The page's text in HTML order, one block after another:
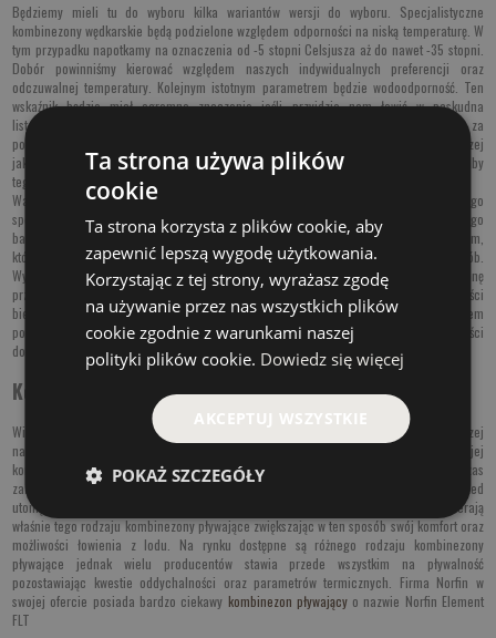
Będziemy mieli tu do wyboru kilka wariantów wersji do wyboru. Specjalistyczne
kombinezony wędkarskie będą podzielone względem odporności na niską temperaturę. W
tym przypadku napotkamy na oznaczenia od -5 stopni Celsjusza aż do nawet -35 stopni.
Dobór powinniśmy kierować względem naszych indywidualnych preferencji oraz
odczuwalnej temperatury. Kolejnym istotnym parametrem będzie wodoodporność. Ten
wskaźnik będzie miał ogromne znaczenie jeśli przyjdzie nam łowić w paskudna
listopadową czy grudniowa pogodą. Wodoodporność w kombinezonie określana jest za
pomocą parametru przepuszczalności tkaniny pod obciążeniem słupa wody. Najwyższej
jakości
odzież wędkarska Norfinposiada dodatkowo zabezpieczenie przed wiatrem i aby
tego jeszcze było masło, producent dokłada oddychalność.
Warto wziąć pod uwagę, że kombinezon wędkarski wybiera się zazwyczaj względem jego
specjalnego przeznacznia. W wielu sytuacjach nie jest konieczne stosowanie jednego
bardzo grubego i ciepłego kombinezonu a warto się posiłkowac systemem warstwowym,
który opiera się na zbudowaniem naszego odzienia w barzo przemyślany sposób.
Wykorzystując poszczególne warstwy odzieży Norfin uzyskamy bardzo skuteczna ochronę
przed zimnem, wiatrem czy deszczem. Przykładowo korzystając z najwyższej jakości
bielizny termicznej, połączonej z ciepłą kurtką uszykujemy bardzo skuteczny system
pozwalający utrzymać ciepło a kombinezon pełni funkcję izolacyjną oraz oczywiści
dodatkowo termiczną.
Kombinezon pływający
Wielu wędkarzy łowiących z lodu poszukuje kombinezonów wypornościowych inaczej
nazwać możemy je kombinezony pływające. To bardzo specyficznej i ciekawej w swojej
konstrukcji kombinezony zwykle pełniące funkcję dodatkowego zabezpieczenia podczas
zarwania pokrywy lodu. Tego typu odzież wędkarska ma chronić wędkarza przed
utonięciem. Wędkarze często w obawie przed nieszczęśliwym wypadkiem wybierają
właśnie tego rodzaju kombinezony pływające zwiększając w ten sposób swój komfort oraz
możliwości łowienia z lodu. Na rynku dostępne są różnego rodzaju kombinezony
pływające jednak wielu producentów stawia przede wszystkim na pływalność
pozostawiając kwestie oddychalności oraz parametrów termicznych. Firma Norfin w
swojej ofercie posiada bardzo ciekawy kombinezon pływającyo nazwie Norfin Element
FLT
Ta strona używa plików
cookie
Ta strona korzysta z plików cookie, aby
zapewnić lepszą wygodę użytkowania.
Korzystając z tej strony, wyrażasz zgodę
na używanie przez nas wszystkich plików
cookie zgodnie z warunkami naszej
polityki plików cookie. Dowiedz się więcej
AKCEPTUJ WSZYSTKIE
POKAŻ SZCZEGÓŁY